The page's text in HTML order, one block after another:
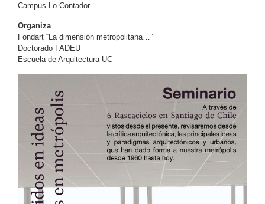
Campus Lo Contador
Organiza_
Fondart “La dimensión metropolitana…”
Doctorado FADEU
Escuela de Arquitectura UC